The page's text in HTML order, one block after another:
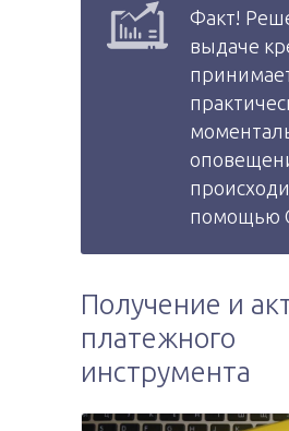
Факт!
выдаче
помощью
Получение и
платежного
инструмента